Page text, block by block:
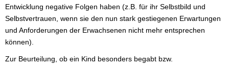
Entwicklung negative Folgen haben (z.B. für ihr Selbstbild und
Selbstvertrauen, wenn sie den nun stark gestiegenen Erwartungen
und Anforderungen der Erwachsenen nicht mehr entsprechen
können).
Zur Beurteilung, ob ein Kind besonders begabt bzw.